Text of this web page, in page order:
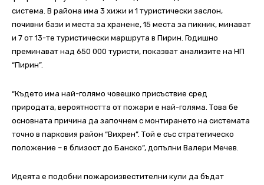
система. В района има 3 хижи и 1 туристически заслон,
почивни бази и места за хранене, 15 места за пикник, минават
и 7 от 13-те туристически маршрута в Пирин. Годишно
преминават над 650 000 туристи, показват анализите на НП
“Пирин”.
“Където има най-голямо човешко присъствие сред
природата, вероятността от пожари е най-голяма. Това бе
основната причина да започнем с монтирането на системата
точно в парковия район “Вихрен”. Той е със стратегическо
положение – в близост до Банско”, допълни Валери Мечев.
Идеята е подобни пожароизвестителни кули да бъдат